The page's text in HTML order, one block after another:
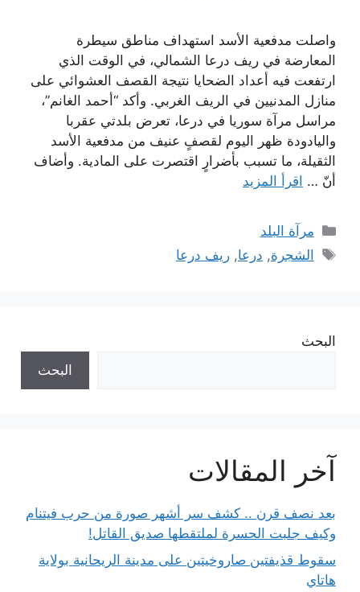
واصلت مدفعية الأسد استهداف مناطق سيطرة
المعارضة في ريف درعا الشمالي، في الوقت الذي
ارتفعت فيه أعداد الضحايا نتيجة القصف العشوائي على
منازل المدنيين في الريف الغربي. وأكد “أحمد الغانم”،
مراسل مرآة سوريا في درعا، تعرض بلدتي عقربا
واليادودة ظهر اليوم لقصفٍ عنيف من مدفعية الأسد
الثقيلة، ما تسبب بأضرارٍ اقتصرت على المادية. وأضاف
أنّ … اقرأ المزيد
التصنيفات
مرآة البلد
الوسوم
الشجرة, درعا,ريف درعا
البحث
البحث
آخر المقالات
بعد نصف قرن .. كشف سر أشهر صورة من حرب فيتنام
وكيف جلبت الحسرة لملتقطها صديق القاتل!
سقوط قذيفتين صاروخيتين على مدينة الريحانية بولاية
هاتاي